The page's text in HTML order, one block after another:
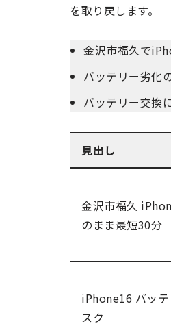
を取り戻します。
金沢市福久で
バッテリー劣化
バッテリー交換
見出し
金沢市福久
のまま最短30分
iPhone16 バッ
スク